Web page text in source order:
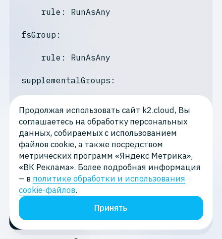
Содержание
fsGroup:
supplementalGroups:
volumes:
- '*'
hostPorts:
- min: 0
Продолжая использовать сайт k2.cloud, Вы
соглашаетесь на обработку персональных
данных, собираемых с использованием
файлов cookie, а также посредством
метрических программ «Яндекс Метрика»,
«ВК Реклама». Более подробная информация
– в политике обработки и использования
cookie-файлов.
Принять